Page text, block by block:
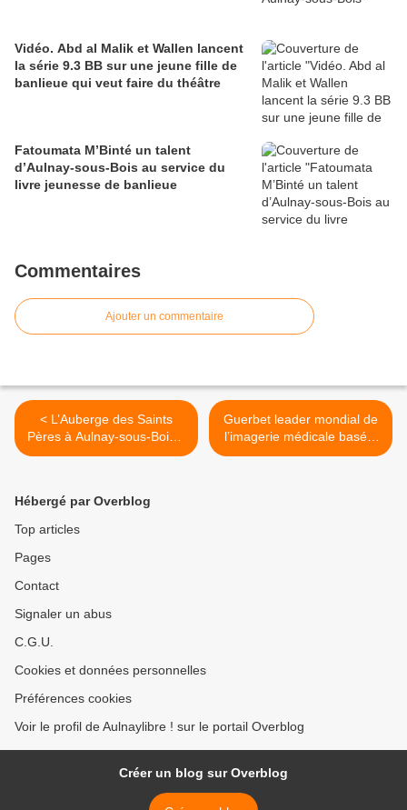
Vidéo. Abd al Malik et Wallen lancent
la série 9.3 BB sur une jeune fille de
banlieue qui veut faire du théâtre
Fatoumata M’Binté un talent
d’Aulnay-sous-Bois au service du
livre jeunesse de banlieue
Commentaires
Ajouter un commentaire
< L’Auberge des Saints
Pères à Aulnay-sous-Bois à
l’honneur sur France Inter !
Guerbet leader mondial de
l’imagerie médicale basé à
Aulnay-sous-Bois distingué
Hébergé par Overblog
Top articles
Pages
Contact
Signaler un abus
C.G.U.
Cookies et données personnelles
Préférences cookies
Voir le profil de Aulnaylibre ! sur le portail Overblog
Créer un blog sur Overblog